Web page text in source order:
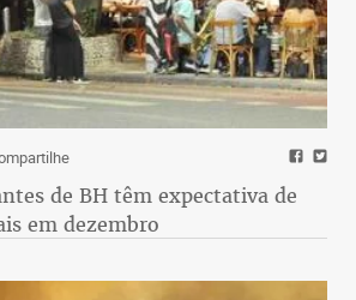
de BH têm expectativa de
em dezembro